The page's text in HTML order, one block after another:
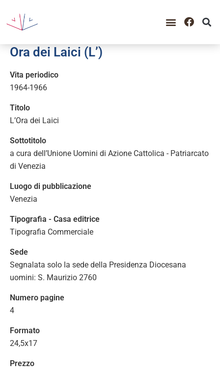
Ora dei Laici (L’)
Vita periodico
1964-1966
Titolo
L’Ora dei Laici
Sottotitolo
a cura dell’Unione Uomini di Azione Cattolica - Patriarcato
di Venezia
Luogo di pubblicazione
Venezia
Tipografia - Casa editrice
Tipografia Commerciale
Sede
Segnalata solo la sede della Presidenza Diocesana
uomini: S. Maurizio 2760
Numero pagine
4
Formato
24,5x17
Prezzo